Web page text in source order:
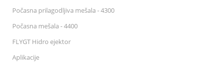
Počasna prilagodljiva mešala - 4300
Počasna mešala - 4400
FLYGT Hidro ejektor
Aplikacije